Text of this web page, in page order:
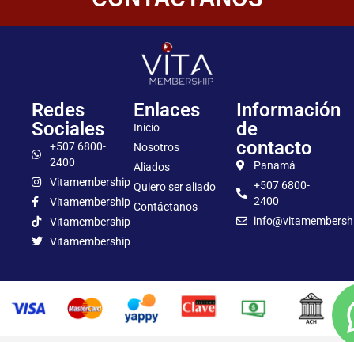
Redes
Sociales
+507 6800-
2400
Vitamembership
Vitamembership
Vitamembership
Vitamembership
Enlaces
Inicio
Nosotros
Aliados
Quiero ser aliado
Contáctanos
Información
de
contacto
Panamá
+507 6800-
2400